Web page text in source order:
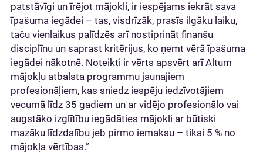
patstāvīgi un īrējot mājokli, ir iespējams iekrāt sava
īpašuma iegādei – tas, visdrīzāk, prasīs ilgāku laiku,
taču vienlaikus palīdzēs arī nostiprināt finanšu
disciplīnu un saprast kritērijus, ko ņemt vērā īpašuma
iegādei nākotnē. Noteikti ir vērts apsvērt arī Altum
mājokļu atbalsta programmu jaunajiem
profesionāļiem, kas sniedz iespēju iedzīvotājiem
vecumā līdz 35 gadiem un ar vidējo profesionālo vai
augstāko izglītību iegādāties mājokli ar būtiski
mazāku līdzdalību jeb pirmo iemaksu – tikai 5 % no
mājokļa vērtības.”